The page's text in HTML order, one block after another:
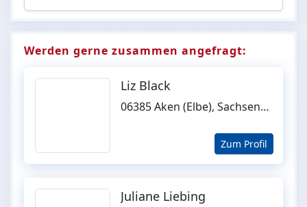
Werden gerne zusammen angefragt:
Liz Black
06385 Aken (Elbe), Sachsen-Anhalt
Zum Profil
Juliane Liebing